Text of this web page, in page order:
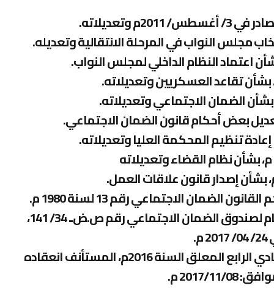
وتعديلاته
.
.
.
.
.
.
.
.
.
كتاب السيد رئيس مجلس الإدارة والمدير العام لصندوق الضمان الاجتماعي رقم ص.ض۔ 34/ 141،
م
.
و ماخلص إليه مجلس النواب في اجتماعه العادي الرابع المعلق السنة 2016م، المستأنف انعقاده
11/08 م
.